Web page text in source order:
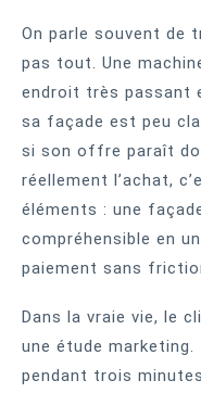
On parle souvent de
pas tout. Une
endroit très passant
sa façade est peu
si son offre paraît
réellement l’achat,
éléments : une
compréhensible en
paiement sans
Dans la vraie vie, le
une étude marketing.
pendant trois